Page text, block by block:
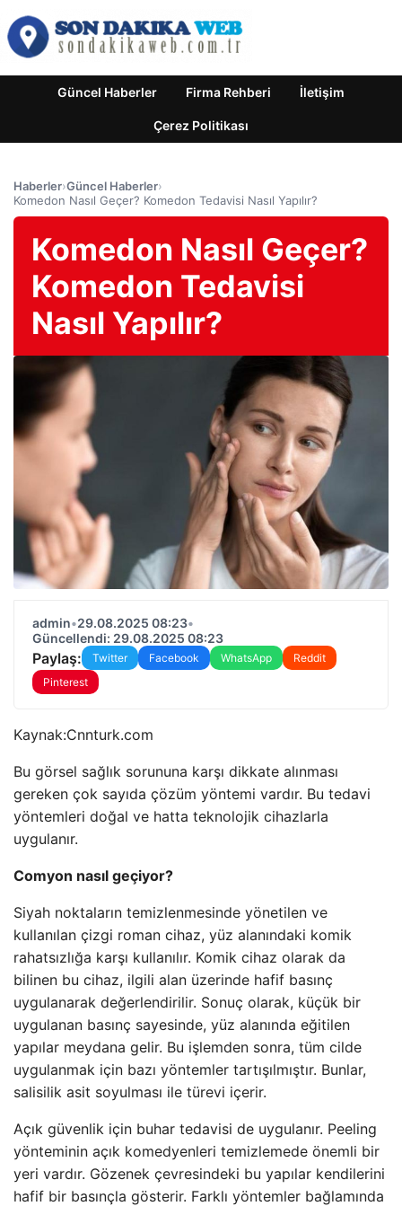
Güncel Haberler Firma Rehberi İletişim
Çerez Politikası
Haberler›Güncel Haberler›
Komedon Nasıl Geçer? Komedon Tedavisi Nasıl Yapılır?
Komedon Nasıl Geçer?
Komedon Tedavisi
Nasıl Yapılır?
admin•29.08.2025 08:23•
Güncellendi: 29.08.2025 08:23
Paylaş: Twitter Facebook WhatsApp
Reddit
Pinterest
Kaynak:Cnnturk.com
Bu görsel sağlık sorununa karşı dikkate alınması
gereken çok sayıda çözüm yöntemi vardır. Bu tedavi
yöntemleri doğal ve hatta teknolojik cihazlarla
uygulanır.
Comyon nasıl geçiyor?
Siyah noktaların temizlenmesinde yönetilen ve
kullanılan çizgi roman cihaz, yüz alanındaki komik
rahatsızlığa karşı kullanılır. Komik cihaz olarak da
bilinen bu cihaz, ilgili alan üzerinde hafif basınç
uygulanarak değerlendirilir. Sonuç olarak, küçük bir
uygulanan basınç sayesinde, yüz alanında eğitilen
yapılar meydana gelir. Bu işlemden sonra, tüm cilde
uygulanmak için bazı yöntemler tartışılmıştır. Bunlar,
salisilik asit soyulması ile türevi içerir.
Açık güvenlik için buhar tedavisi de uygulanır. Peeling
yönteminin açık komedyenleri temizlemede önemli bir
yeri vardır. Gözenek çevresindeki bu yapılar kendilerini
hafif bir basınçla gösterir. Farklı yöntemler bağlamında